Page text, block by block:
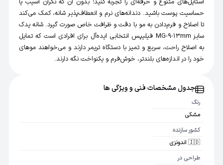
حساسیت پوست باشید. دندانه‌های نرم و انعطاف‌پذیر شانه، کمک می‌کند
تا اصلاح و فرم‌دادن به مو با دقت و ظرافت خاص صورت گیرد. شانه یدک
سایز MG-9-13mm فیلیپس انتخابی ایده‌آل برای افرادی است که تمایل
به اصلاح راحت، سریع و تمیز با دستگاه تریمر دارند و می‌خواهند موهای
خود را در اندازه‌های بلندتر، خوش‌فرم و یکنواخت نگه دارند.
جدول مشخصات فنی و ویژگی ها
رنگ
مشکی
کشور سازنده
🇮🇩 اندونزی
طراحی در